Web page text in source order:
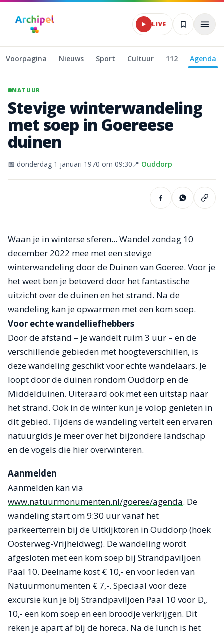
Naar hoofdinhoud
LIVE
Voorpagina Nieuws Sport Cultuur 112 Agenda
NATUUR
Stevige winterwandeling
met soep in Goereese
duinen
📅 donderdag 1 januari 1970 om 09:30📍 Ouddorp
Waan je in winterse sferen... Wandel zondag 10
december 2022 mee met een stevige
winterwandeling door de Duinen van Goeree. Voor je
het weet ben je betoverd door het fantastische
uitzicht over de duinen en het strand. Na de
wandeling kan je opwarmen met een kom soep.
Voor echte wandelliefhebbers
Door de afstand – je wandelt ruim 3 uur – en de
verschillende gebieden met hoogteverschillen, is
deze wandeling geschikt voor echte wandelaars. Je
loopt door de duinen rondom Ouddorp en de
Middelduinen. Uiteraard ook met een uitstap naar
het strand. Ook in de winter kun je volop genieten in
dit gebied. Tijdens de wandeling vertelt een ervaren
natuurgids je meer over het bijzondere landschap
en de vogels die hier overwinteren.
Aanmelden
Aanmelden kan via
www.natuurmonumenten.nl/goeree/agenda. De
wandeling start om 9:30 uur vanaf het
parkeerterrein bij de Uitkijktoren in Ouddorp (hoek
Oosterweg-Vrijheidweg). De wandeling wordt
afgesloten met een kom soep bij Strandpaviljoen
Paal 10. Deelname kost € 10,- en voor leden van
Natuurmonumenten € 7,-. Speciaal voor deze
excursie kun je bij Strandpaviljoen Paal 10 voor Ð„
10,- een kom soep en een broodje verkrijgen. Dit
reken je apart af bij de horeca. Na de lunch is het